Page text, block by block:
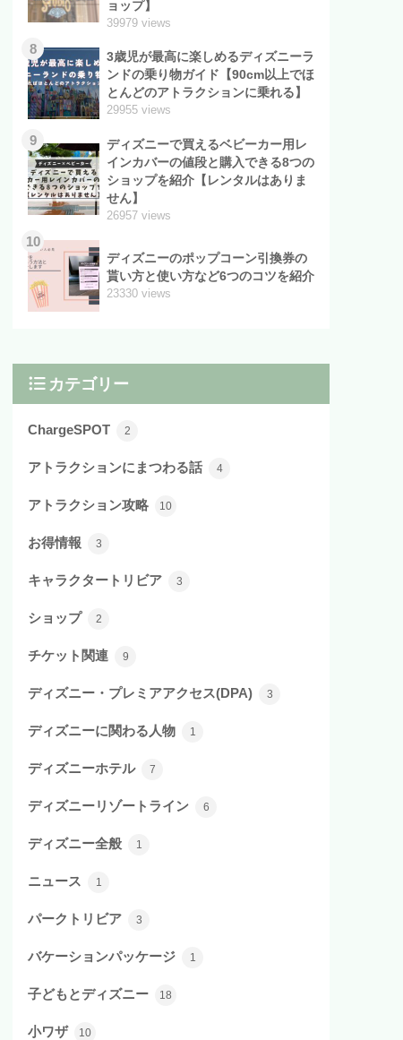
ョップ】
39979 views
8
3歳児が最高に楽しめるディズニーラ
ンドの乗り物ガイド【90cm以上でほ
とんどのアトラクションに乗れる】
29955 views
9
ディズニーで買えるベビーカー用レ
インカバーの値段と購入できる8つの
ショップを紹介【レンタルはありま
せん】
26957 views
10
ディズニーのポップコーン引換券の
貰い方と使い方など6つのコツを紹介
23330 views
カテゴリー
ChargeSPOT 2
アトラクションにまつわる話 4
アトラクション攻略 10
お得情報 3
キャラクタートリビア 3
ショップ 2
チケット関連 9
ディズニー・プレミアアクセス(DPA) 3
ディズニーに関わる人物 1
ディズニーホテル 7
ディズニーリゾートライン 6
ディズニー全般 1
ニュース 1
パークトリビア 3
バケーションパッケージ 1
子どもとディズニー 18
小ワザ 10